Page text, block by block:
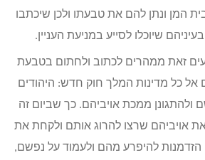
המן ונתן להם את טבעתו ולכן שיכתבו
שיוכלו לסייע במניעת העניין.
זאת ממהרים לכתוב ולחתום בטבעת
אל כל מדינות המלך חוק חדש: היהודים
ולהתגונן ממכת אויביהם. כך שביום זה
אויביהם שרצו להרוג אותם ולקחת את
להיפרע מהם ולעמוד על נפשם,